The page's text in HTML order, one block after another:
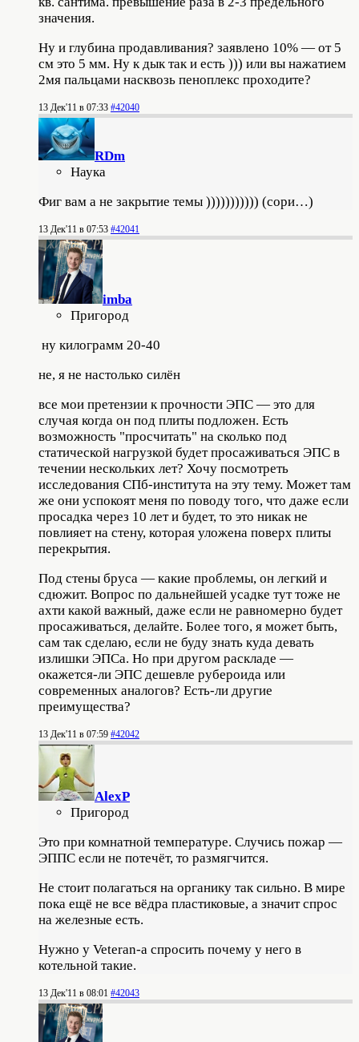
значения.
Ну и глубина продавливания? заявлено 10% — от 5
см это 5 мм. Ну к дык так и есть ))) или вы нажатием
2мя пальцами насквозь пеноплекс проходите?
13 Дек'11 в 07:33 #42040
RDm
Наука
Фиг вам а не закрытие темы ))))))))))) (сори…)
13 Дек'11 в 07:53 #42041
imba
Пригород
ну килограмм 20-40
не, я не настолько силён
все мои претензии к прочности ЭПС — это для
случая когда он под плиты подложен. Есть
возможность "просчитать" на сколько под
статической нагрузкой будет просаживаться ЭПС в
течении нескольких лет? Хочу посмотреть
исследования СПб-института на эту тему. Может там
же они успокоят меня по поводу того, что даже если
просадка через 10 лет и будет, то это никак не
повлияет на стену, которая уложена поверх плиты
перекрытия.
Под стены бруса — какие проблемы, он легкий и
сдюжит. Вопрос по дальнейшей усадке тут тоже не
ахти какой важный, даже если не равномерно будет
просаживаться, делайте. Более того, я может быть,
сам так сделаю, если не буду знать куда девать
излишки ЭПСа. Но при другом раскладе —
окажется-ли ЭПС дешевле рубероида или
современных аналогов? Есть-ли другие
преимущества?
13 Дек'11 в 07:59 #42042
AlexP
Пригород
Это при комнатной температуре. Случись пожар —
ЭППС если не потечёт, то размягчится.
Не стоит полагаться на органику так сильно. В мире
пока ещё не все вёдра пластиковые, а значит спрос
на железные есть.
Нужно у Veteran-a спросить почему у него в
котельной такие.
13 Дек'11 в 08:01 #42043